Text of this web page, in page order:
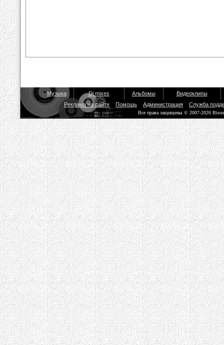
Музыка Dj mixes Альбомы
Видеоклипы
Реклама на сайте
Помощь Администрация Служба
Все права защищены © 2007-2026